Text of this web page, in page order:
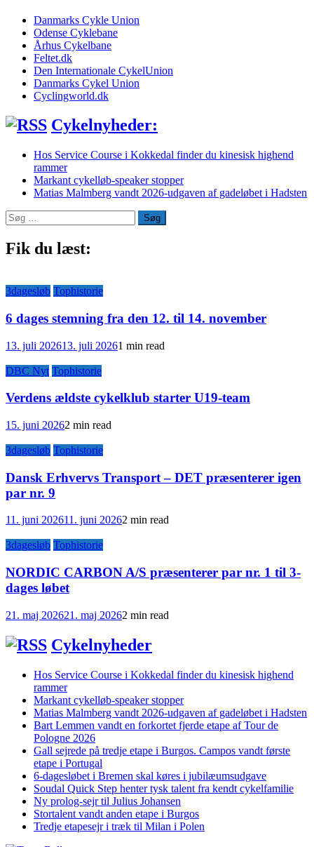
Danmarks Cykle Union
Odense Cyklebane
Århus Cykelbane
Feltet.dk
Den Internationale CykelUnion
Danmarks Cykel Union
Cyclingworld.dk
Cykelnyheder:
Hos Service Course i Kokkedal finder du kinesisk highend
rammer
Markant cykelløb-speaker stopper
Matias Malmberg vandt 2026-udgaven af gadeløbet i Hadsten
Søg
efter:
Fik du læst:
3dagesløb Tophistorie
6 dages stemning fra den 12. til 14. november
13. juli 202613. juli 20261 min read
DBC Nyt Tophistorie
Verdens ældste cykelklub starter U19-team
15. juni 20262 min read
3dagesløb Tophistorie
Dansk Erhvervs Transport – DET præsenterer igen
par nr. 9
11. juni 202611. juni 20262 min read
3dagesløb Tophistorie
NORDIC CARBON A/S præsenterer par nr. 1 til 3-
dages løbet
21. maj 202621. maj 20262 min read
Cykelnyheder
Hos Service Course i Kokkedal finder du kinesisk highend
rammer
Markant cykelløb-speaker stopper
Matias Malmberg vandt 2026-udgaven af gadeløbet i Hadsten
Bart Lemmen vandt en forkortet fjerde etape af Tour de
Pologne 2026
Gall sejrede på tredje etape i Burgos. Campos vandt første
etape i Portugal
6-dagesløbet i Bremen skal køres i jubilæumsudgave
Soudal Quick Step henter tysk talent fra kendt cykelfamilie
Ny prolog-sejr til Julius Johansen
Stortalent vandt anden etape i Burgos
Tredje etapesejr i træk til Milan i Polen